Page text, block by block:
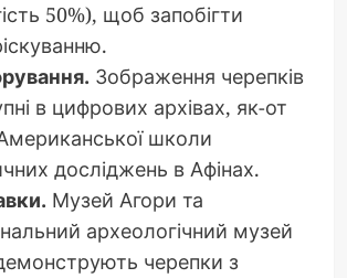
50%), щоб запобігти
Зображення черепків
в цифрових архівах, як-от
школи
досліджень в Афінах.
Музей Агори та
археологічний музей
черепки з